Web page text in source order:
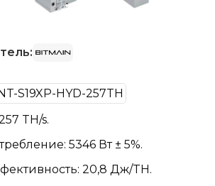
S19XP-HYD-257TH
TH/s.
5346 Вт ± 5%.
20,8 Дж/TH.